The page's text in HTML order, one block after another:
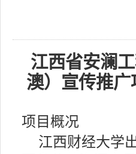
江西省安澜
澳）宣传推
项目概况
江西财经大学